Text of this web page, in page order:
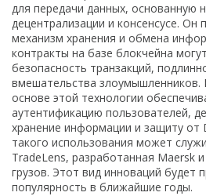
для передачи данных, основанную
децентрализации и консенсусе. Он
механизм хранения и обмена
контракты на базе блокчейна
безопасность транзакций,
вмешательства злоумышленников.
основе этой технологии
аутентификацию пользователей,
хранение информации и защиту от
такого использования может
TradeLens, разработанная Maersk
грузов. Этот вид инноваций будет
популярность в ближайшие годы.